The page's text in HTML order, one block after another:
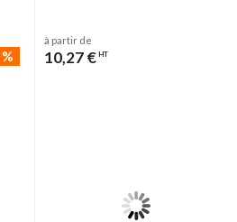
%
à partir de
10,27 € HT